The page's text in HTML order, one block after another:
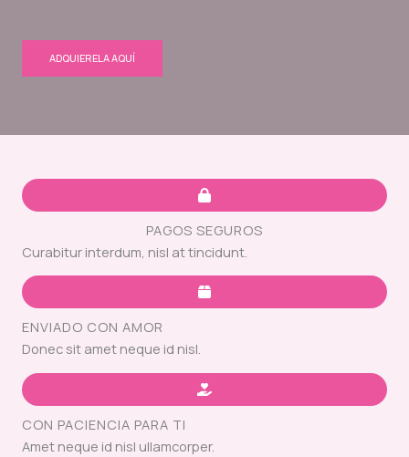
ADQUIERELA AQUÍ
PAGOS SEGUROS
Curabitur interdum, nisl at tincidunt.
ENVIADO CON AMOR
Donec sit amet neque id nisl.
CON PACIENCIA PARA TI
Amet neque id nisl ullamcorper.